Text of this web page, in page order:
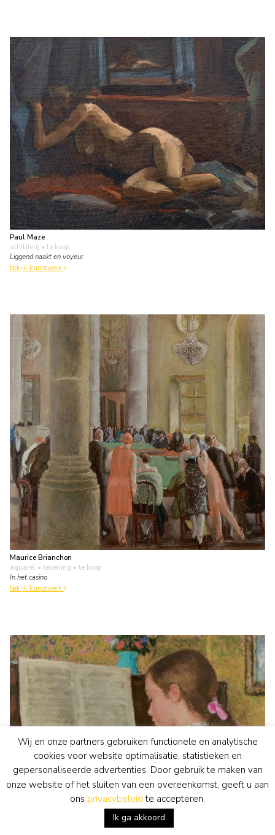
Paul Maze
schilderij • te koop
Liggend naakt en voyeur
bekijk kunstwerk
Maurice Brianchon
aquarel • tekening • te koop
In het casino
bekijk kunstwerk
Wij en onze partners gebruiken functionele en analytische
cookies voor website optimalisatie, statistieken en
gepersonaliseerde advertenties. Door gebruik te maken van
onze website of het sluiten van een overeenkomst, geeft u aan
ons privacybeleid te accepteren.
Ik ga akkoord